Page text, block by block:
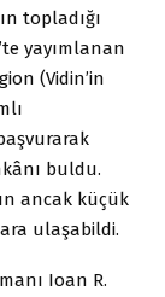
topladığı
yayımlanan
(Vidin’in
buldu.
ancak küçük
ulaşabildi.
Ioan R.